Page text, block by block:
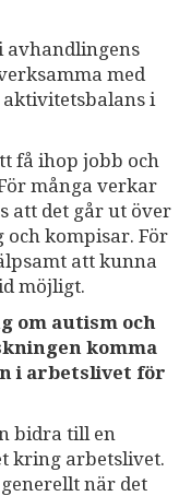
avhandlingens
med
aktivitetsbalans i
få ihop jobb och
många verkar
att det går ut över
kompisar. För
att kunna
möjligt.
om autism och
komma
i arbetslivet för
bidra till en
kring arbetslivet.
när det